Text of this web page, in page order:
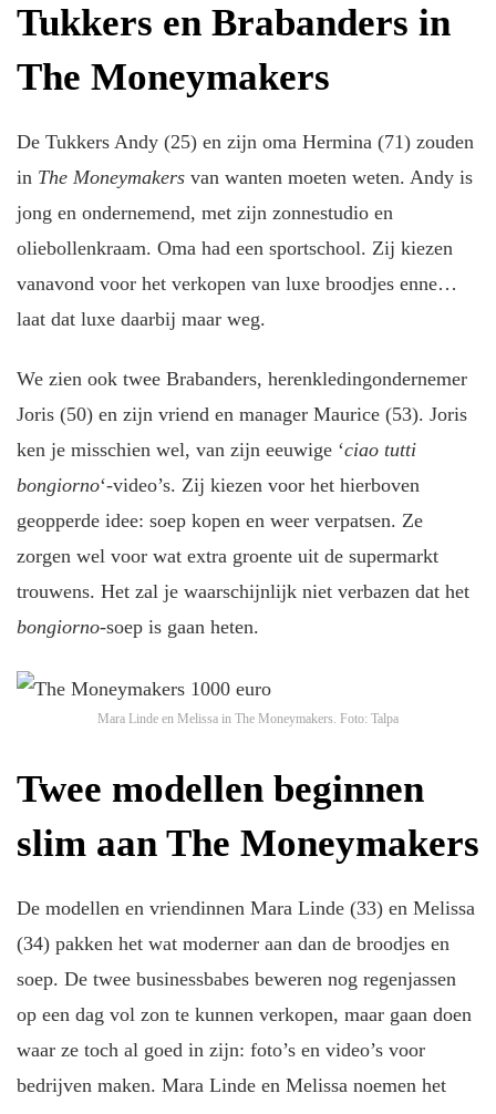
Tukkers en Brabanders in
The Moneymakers
De Tukkers Andy (25) en zijn oma Hermina (71) zouden
in The Moneymakersvan wanten moeten weten. Andy is
jong en ondernemend, met zijn zonnestudio en
oliebollenkraam. Oma had een sportschool. Zij kiezen
vanavond voor het verkopen van luxe broodjes enne…
laat dat luxe daarbij maar weg.
We zien ook twee Brabanders, herenkledingondernemer
Joris (50) en zijn vriend en manager Maurice (53). Joris
ken je misschien wel, van zijn eeuwige ‘ciao tutti
bongiorno‘-video’s. Zij kiezen voor het hierboven
geopperde idee: soep kopen en weer verpatsen. Ze
zorgen wel voor wat extra groente uit de supermarkt
trouwens. Het zal je waarschijnlijk niet verbazen dat het
bongiorno-soep is gaan heten.
Mara Linde en Melissa in The Moneymakers. Foto: Talpa
Twee modellen beginnen
slim aan The Moneymakers
De modellen en vriendinnen Mara Linde (33) en Melissa
(34) pakken het wat moderner aan dan de broodjes en
soep. De twee businessbabes beweren nog regenjassen
op een dag vol zon te kunnen verkopen, maar gaan doen
waar ze toch al goed in zijn: foto’s en video’s voor
bedrijven maken. Mara Linde en Melissa noemen het